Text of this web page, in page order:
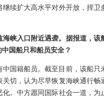
续扩大高水平对外开放，捍
峡入口附近遇袭。据报道，
国船只和船员安全？
国籍船员。截至目前，该船
切，认为尽早恢复海峡通行畅
。中方愿同国际社会一道，